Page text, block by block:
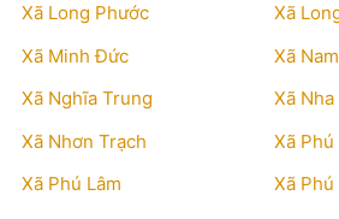
Xã Long Phước
Xã
Xã Minh Đức
Xã
Xã Nghĩa Trung
Xã
Xã Nhơn Trạch
Xã Phú
Xã Phú Lâm
Xã Phú